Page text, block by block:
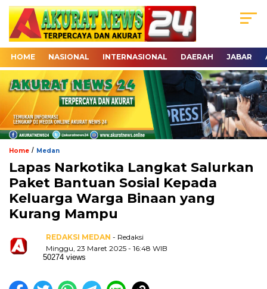
HOME NASIONAL INTERNASIONAL DAERAH JABAR
Home / Medan
Lapas Narkotika Langkat Salurkan
Paket Bantuan Sosial Kepada
Keluarga Warga Binaan yang
Kurang Mampu
REDAKSI MEDAN - Redaksi
Minggu, 23 Maret 2025 - 16:48 WIB
50274 views